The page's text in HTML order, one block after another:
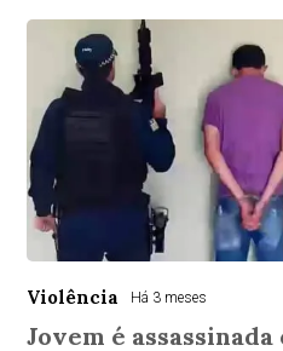
Violência Há 3 meses
Jovem é